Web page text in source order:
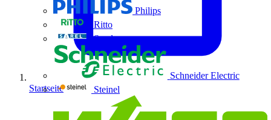
Philips
Ritto
Sarel
Schneider Electric
Steinel
Startseite